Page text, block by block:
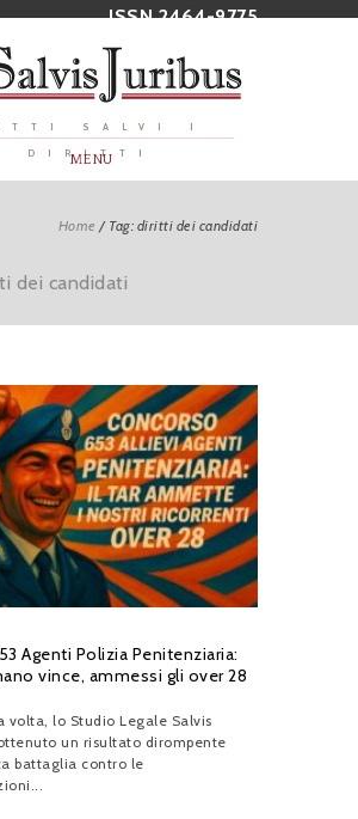
ISSN 2464-9775
SALVI I
DIRITTI
MENU
Home / Tag: diritti dei candidati
dei candidati
Agenti Polizia Penitenziaria:
vince, ammessi gli over 28
volta, lo Studio Legale Salvis
un risultato dirompente
battaglia contro le